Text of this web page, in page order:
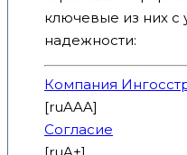
ключевые из них с
надежности:
Компания
[ruAAA]
Согласие